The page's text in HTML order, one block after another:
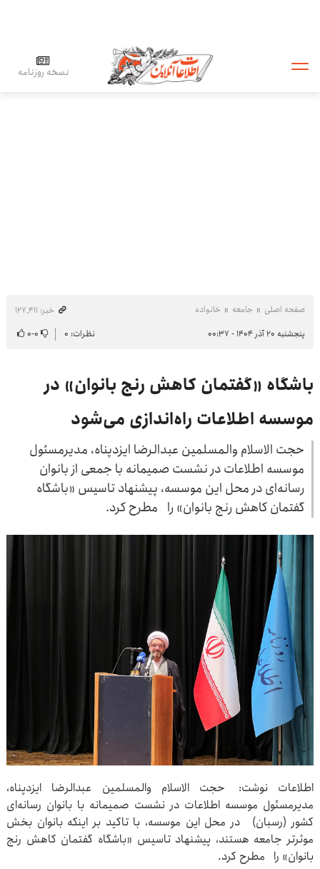
نسخه روزنامه
صفحه اصلی جامعه خانواده
خبر: ۱۲۷٬۴۱۱
پنجشنبه ۲۰ آذر ۱۴۰۴ - ۰۰:۳۷
نظرات: ۰ ۰-۰
باشگاه «گفتمان کاهش رنج بانوان» در
موسسه اطلاعات راه‌اندازی می‌شود
حجت الاسلام والمسلمین عبدالرضا ایزدپناه، مدیرمسئول
موسسه اطلاعات در نشست صمیمانه با جمعی از بانوان
رسانه‌ای در محل این موسسه، پیشنهاد تاسیس «باشگاه
گفتمان کاهش رنج بانوان» را مطرح کرد.
اطلاعات نوشت: حجت الاسلام والمسلمین عبدالرضا ایزدپناه،
مدیرمسئول موسسه اطلاعات در نشست صمیمانه با بانوان رسانه‌ای
کشور (رسبان) در محل این موسسه، با تاکید بر اینکه بانوان بخش
موثرتر جامعه هستند، پیشنهاد تاسیس «باشگاه گفتمان کاهش رنج
بانوان» را مطرح کرد.